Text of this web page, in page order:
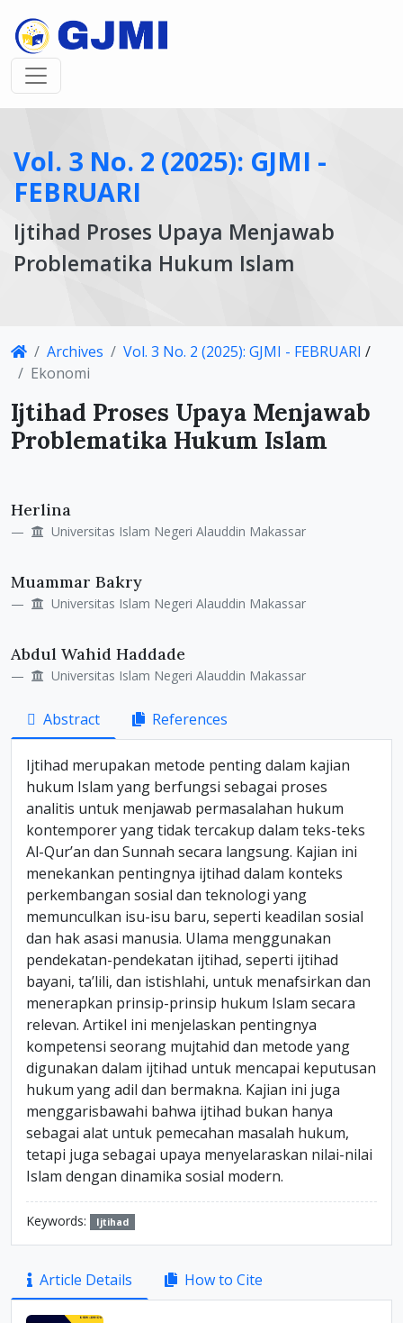
Vol. 3 No. 2 (2025): GJMI -
FEBRUARI
Ijtihad Proses Upaya Menjawab
Problematika Hukum Islam
DetailsArchives Vol. 3 No. 2 (2025): GJMI - FEBRUARI /
Ekonomi
Ijtihad Proses Upaya Menjawab
Problematika Hukum Islam
Article
Content
Herlina
Universitas Islam Negeri Alauddin Makassar
Muammar Bakry
Universitas Islam Negeri Alauddin Makassar
Abdul Wahid Haddade
Universitas Islam Negeri Alauddin Makassar
Abstract References
Ijtihad merupakan metode penting dalam kajian
hukum Islam yang berfungsi sebagai proses
analitis untuk menjawab permasalahan hukum
kontemporer yang tidak tercakup dalam teks-teks
Al-Qur’an dan Sunnah secara langsung. Kajian ini
menekankan pentingnya ijtihad dalam konteks
perkembangan sosial dan teknologi yang
memunculkan isu-isu baru, seperti keadilan sosial
dan hak asasi manusia. Ulama menggunakan
pendekatan-pendekatan ijtihad, seperti ijtihad
bayani, ta’lili, dan istishlahi, untuk menafsirkan dan
menerapkan prinsip-prinsip hukum Islam secara
relevan. Artikel ini menjelaskan pentingnya
kompetensi seorang mujtahid dan metode yang
digunakan dalam ijtihad untuk mencapai keputusan
hukum yang adil dan bermakna. Kajian ini juga
menggarisbawahi bahwa ijtihad bukan hanya
sebagai alat untuk pemecahan masalah hukum,
tetapi juga sebagai upaya menyelaraskan nilai-nilai
Islam dengan dinamika sosial modern.
Keywords: Ijtihad
Article
Sidebar
Article Details How to Cite